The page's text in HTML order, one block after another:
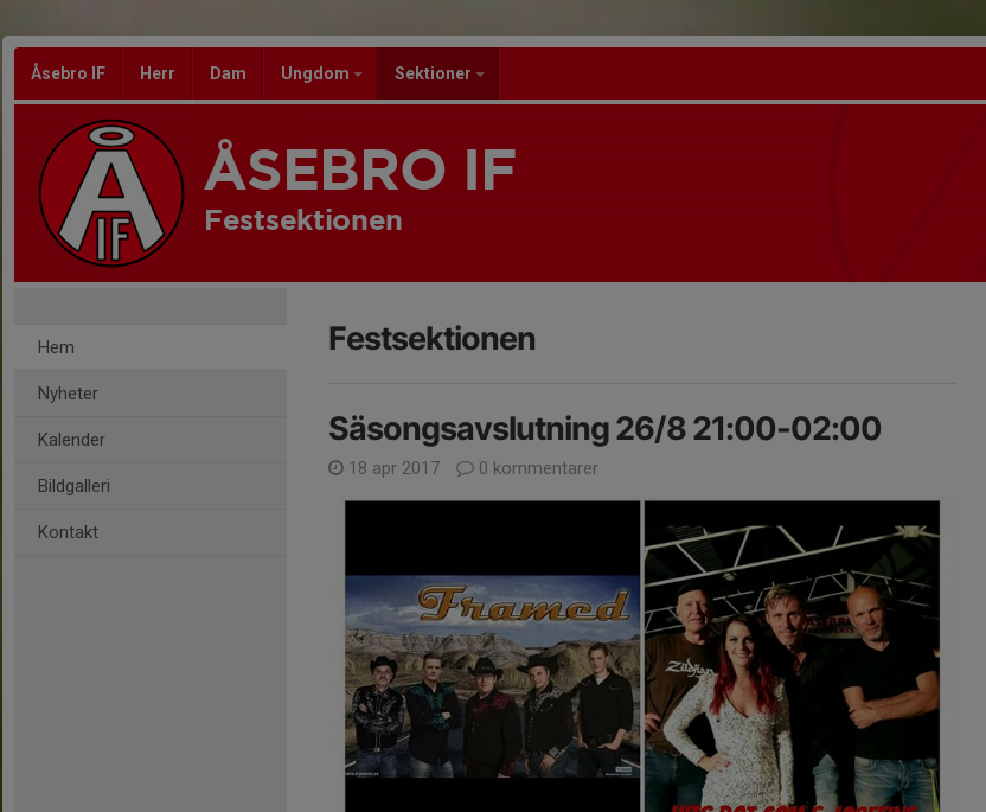
Åsebro IF Herr Dam Ungdom Sektioner
ÅSEBRO IF
Festsektionen
Hem
Nyheter
Kalender
Bildgalleri
Kontakt
Festsektionen
Säsongsavslutning 26/8 21:00-02:00
18 apr 2017 0 kommentarer